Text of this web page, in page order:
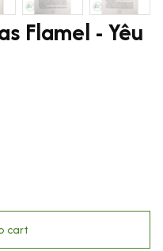
Flamel - Yêu
cart